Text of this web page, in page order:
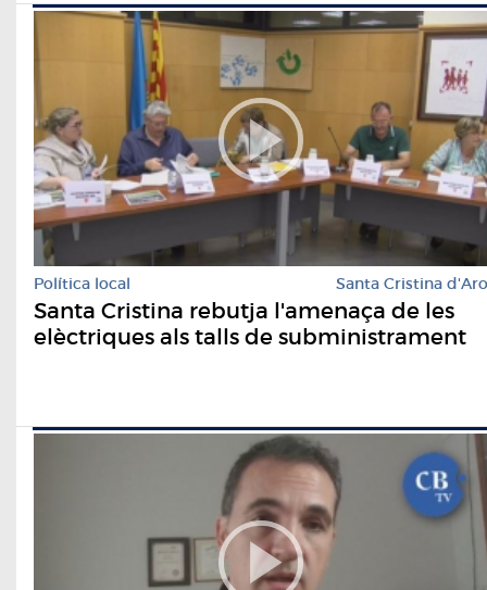
Política local Santa Cristina d'Aro
Santa Cristina rebutja l'amenaça de les
elèctriques als talls de subministrament